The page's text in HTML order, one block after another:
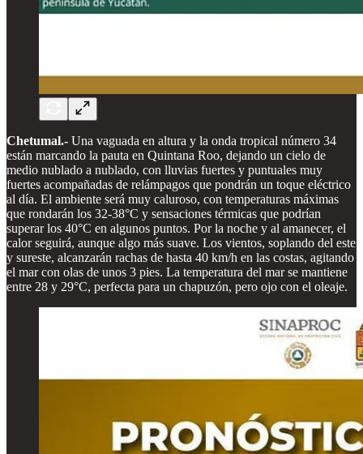
Chetumal.- Una vaguada en altura y la onda tropical número 34
están marcando la pauta en Quintana Roo, dejando un cielo de
medio nublado a nublado, con lluvias fuertes y puntuales muy
fuertes acompañadas de relámpagos que pondrán un toque eléctrico
al día. El ambiente será muy caluroso, con temperaturas máximas
que rondarán los 32-38°C y sensaciones térmicas que podrían
superar los 40°C en algunos puntos. Por la noche y al amanecer, el
calor seguirá, aunque algo más suave. Los vientos, soplando del este
y sureste, alcanzarán rachas de hasta 40 km/h en las costas, agitando
el mar con olas de unos 3 pies. La temperatura del mar se mantiene
entre 28 y 29°C, perfecta para un chapuzón, pero ojo con el oleaje.